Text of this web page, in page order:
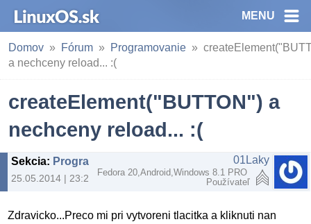
MENU
Domov Fórum Programovanie
a nechceny reload... :(
createElement("BUTTON") a
nechceny reload... :(
Sekcia: Programovanie
25.05.2014 | 23:29
01Laky
Fedora 20,Android,Windows 8.1 PRO
Používateľ
Zdravicko...Preco mi pri vytvoreni tlacitka a kliknuti nan